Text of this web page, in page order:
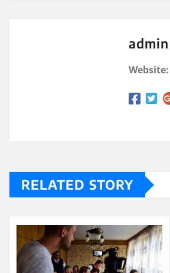
admin
Website:
RELATED STORY